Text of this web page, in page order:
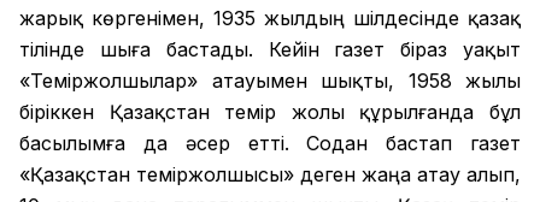
жарық көргенімен, 1935 жылдың шілдесінде қазақ
тілінде шыға бастады. Кейін газет біраз уақыт
«Теміржолшылар» атауымен шықты, 1958 жылы
біріккен Қазақстан темір жолы құрылғанда бұл
басылымға да әсер етті. Содан бастап газет
«Қазақстан теміржолшысы» деген жаңа атау алып,